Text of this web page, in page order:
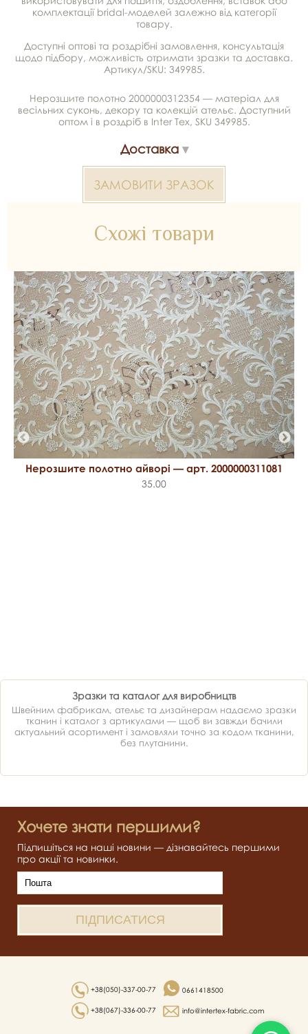
комплектації bridal-моделей залежно від категорії
товару.
Доступні оптові та роздрібні замовлення, консультація
щодо підбору, можливість отримати зразки та доставка.
Артикул/SKU: 349985.
Нерозшите полотно 2000000312354 — матеріал для
весільних суконь, декору та колекцій ательє. Доступний
оптом і в роздріб в Inter Tex, SKU 349985.
Доставка
ЗАМОВИТИ ЗРАЗОК
Схожі товари
Нерозшите полотно айворі — арт. 2000000311081
35.00
Зразки та каталог для виробництв
Швейним фабрикам, ательє та дизайнерам надаємо зразки
тканин і каталог з артикулами — щоб ви завжди бачили
актуальний асортимент і замовляли точно за кодом тканини,
без плутанини.
Хочете знати першими?
Підпишіться на наші новини — дізнавайтесь першими
про акції та новинки.
+38(050)-337-00-77
+38(067)-336-00-77
0661418500
info@intertex-fabric.com